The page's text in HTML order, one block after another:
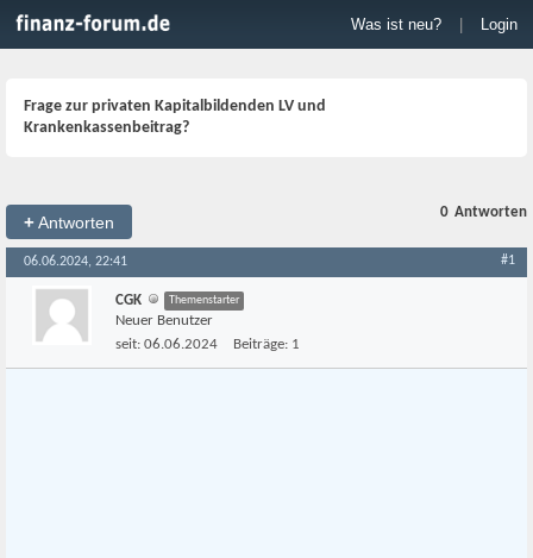
Was ist neu? Login
Frage zur privaten Kapitalbildenden LV und
Krankenkassenbeitrag?
+Antworten
0 Antworten
06.06.2024, 22:41 #1
CGK Themenstarter
Neuer Benutzer
seit: 06.06.2024 Beiträge: 1